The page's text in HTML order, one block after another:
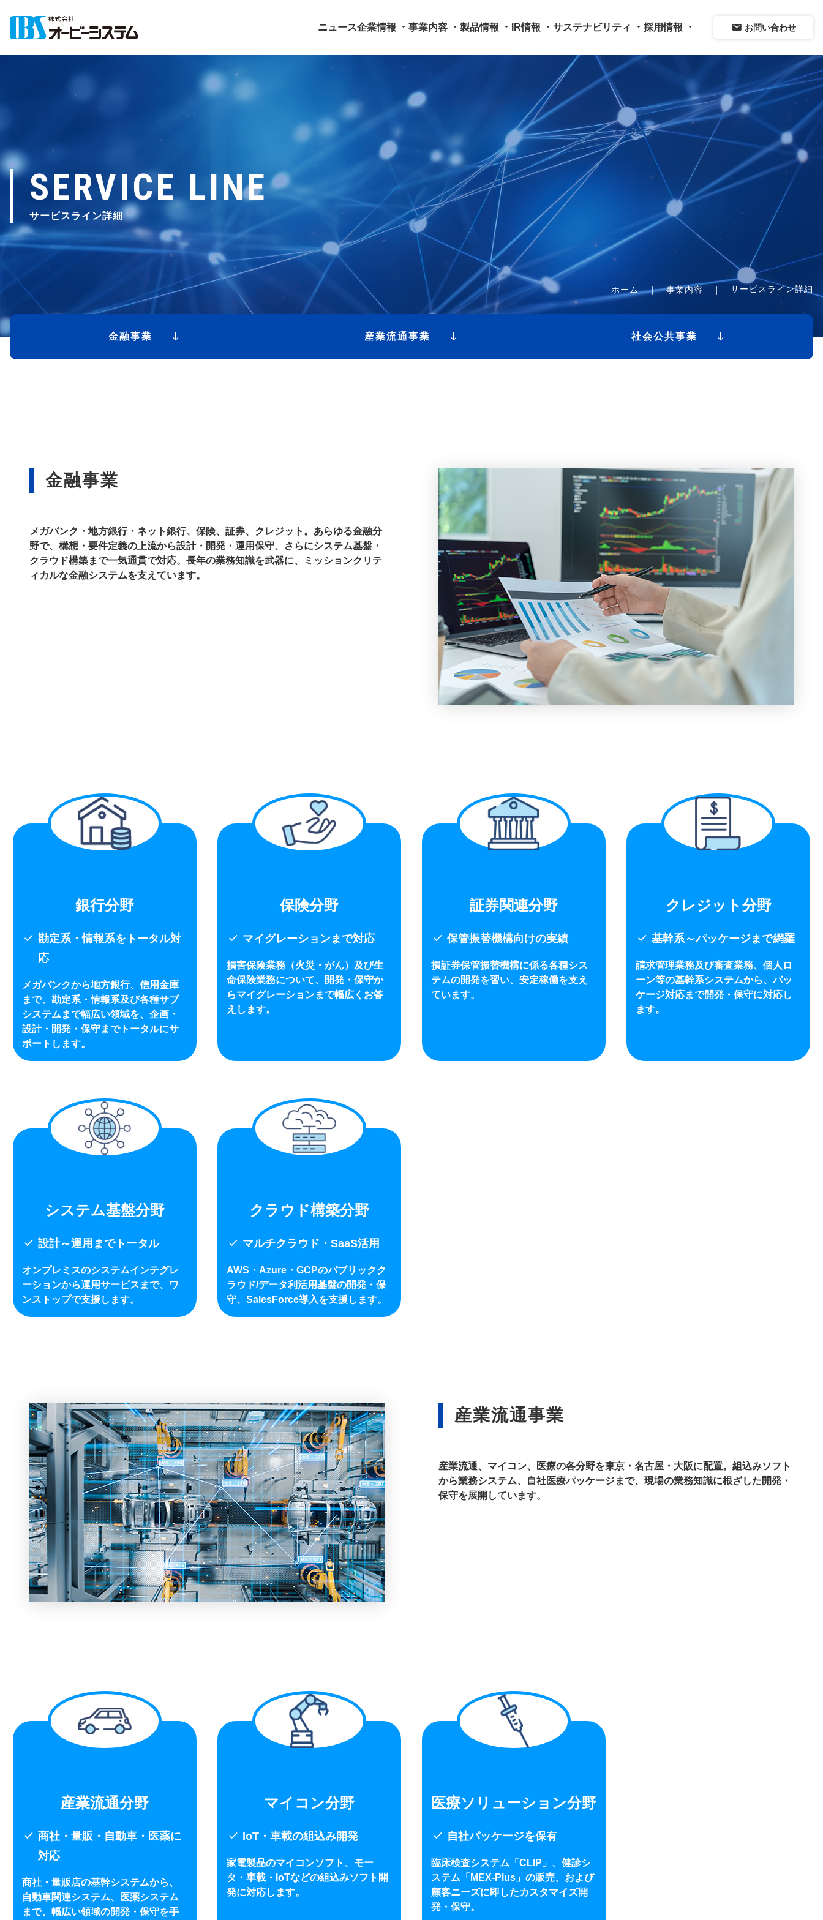
ニュース企業情報 arrow_drop_down 事業内容 arrow_drop_down 製品情報 arrow_drop_down IR情報 arrow_drop_down サステナビリティ arrow_drop_down 採用情報 arrow_drop_down mail お問い合わせ
SERVICE LINE
サービスライン詳細
ホーム 事業内容 サービスライン詳細
金融事業 産業流通事業 社会公共事業
金融事業
メガバンク・地方銀行・ネット銀行、保険、証券、クレジット。あらゆる金融分
野で、構想・要件定義の上流から設計・開発・運用保守、さらにシステム基盤・
クラウド構築まで一気通貫で対応。長年の業務知識を武器に、ミッションクリテ
ィカルな金融システムを支えています。
銀行分野
check 勘定系・情報系をトータル対
応
メガバンクから地方銀行、信用金庫
まで、勘定系・情報系及び各種サブ
システムまで幅広い領域を、企画・
設計・開発・保守までトータルにサ
ポートします。
保険分野
check マイグレーションまで対応
損害保険業務（火災・がん）及び生
命保険業務について、開発・保守か
らマイグレーションまで幅広くお答
えします。
証券関連分野
check 保管振替機構向けの実績
損証券保管振替機構に係る各種シス
テムの開発を習い、安定稼働を支え
ています。
クレジット分野
check 基幹系～パッケージまで網羅
請求管理業務及び審査業務、個人ロ
ーン等の基幹系システムから、パッ
ケージ対応まで開発・保守に対応し
ます。
システム基盤分野
check 設計～運用までトータル
オンプレミスのシステムインテグレ
ーションから運用サービスまで、ワ
ンストップで支援します。
クラウド構築分野
check マルチクラウド・SaaS活用
AWS・Azure・GCPのパブリックク
ラウド/データ利活用基盤の開発・保
守、SalesForce導入を支援します。
産業流通事業
産業流通、マイコン、医療の各分野を東京・名古屋・大阪に配置。組込みソフト
から業務システム、自社医療パッケージまで、現場の業務知識に根ざした開発・
保守を展開しています。
産業流通分野
check 商社・量販・自動車・医薬に
対応
商社・量販店の基幹システムから、
自動車関連システム、医薬システム
まで、幅広い領域の開発・保守を手
マイコン分野
check IoT・車載の組込み開発
家電製品のマイコンソフト、モー
タ・車載・IoTなどの組込みソフト開
発に対応します。
医療ソリューション分野
check 自社パッケージを保有
臨床検査システム「CLIP」、健診シ
ステム「MEX-Plus」の販売、および
顧客ニーズに即したカスタマイズ開
発・保守。